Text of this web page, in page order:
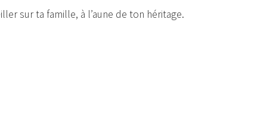
sur ta famille, à l’aune de ton héritage.